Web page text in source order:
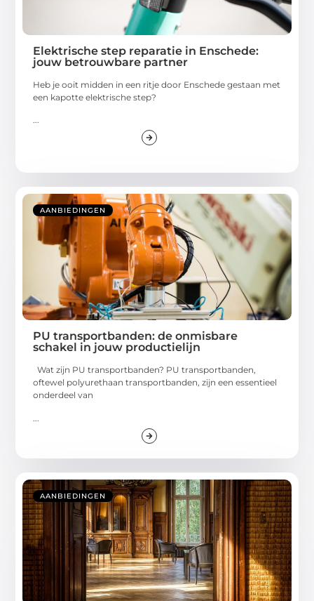
Elektrische step reparatie in Enschede:
jouw betrouwbare partner
Heb je ooit midden in een ritje door Enschede gestaan met
een kapotte elektrische step?
...
AANBIEDINGEN
PU transportbanden: de onmisbare
schakel in jouw productielijn
Wat zijn PU transportbanden? PU transportbanden,
oftewel polyurethaan transportbanden, zijn een essentieel
onderdeel van
AANBIEDINGEN